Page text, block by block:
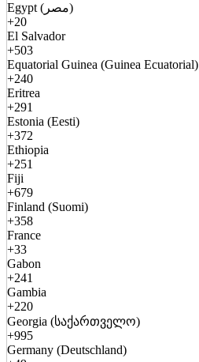
Egypt (مصر)
+20
El Salvador
+503
Equatorial Guinea (Guinea Ecuatorial)
+240
Eritrea
+291
Estonia (Eesti)
+372
Ethiopia
+251
Fiji
+679
Finland (Suomi)
+358
France
+33
Gabon
+241
Gambia
+220
Georgia (საქართველო)
+995
Germany (Deutschland)